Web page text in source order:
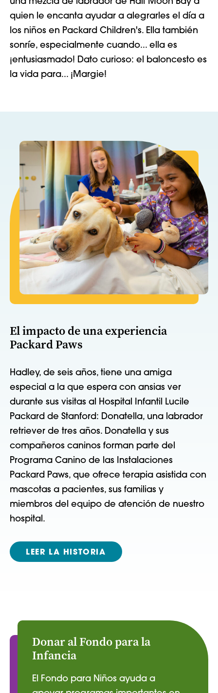
quien le encanta ayudar a alegrarles el día a
los niños en Packard Children's. Ella también
sonríe, especialmente cuando... ella es
¡entusiasmado! Dato curioso: el baloncesto es
la vida para... ¡Margie!
El impacto de una experiencia
Packard Paws
Hadley, de seis años, tiene una amiga
especial a la que espera con ansias ver
durante sus visitas al Hospital Infantil Lucile
Packard de Stanford: Donatella, una labrador
retriever de tres años. Donatella y sus
compañeros caninos forman parte del
Programa Canino de las Instalaciones
Packard Paws, que ofrece terapia asistida con
mascotas a pacientes, sus familias y
miembros del equipo de atención de nuestro
hospital.
LEER LA HISTORIA
Donar al Fondo para la
Infancia
El Fondo para Niños ayuda a